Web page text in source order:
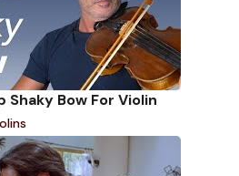
Shaky Bow For Violin